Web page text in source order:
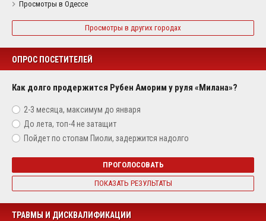
Просмотры в Одессе
Просмотры в других городах
ОПРОС ПОСЕТИТЕЛЕЙ
Как долго продержится Рубен Аморим у руля «Милана»?
2-3 месяца, максимум до января
До лета, топ-4 не затащит
Пойдет по стопам Пиоли, задержится надолго
ПРОГОЛОСОВАТЬ
ПОКАЗАТЬ РЕЗУЛЬТАТЫ
ТРАВМЫ И ДИСКВАЛИФИКАЦИИ